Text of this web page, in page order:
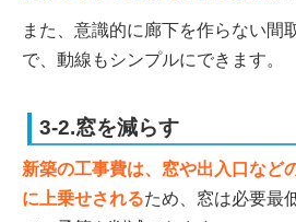
また、意識的に廊下を作らない間
で、動線もシンプルにできます。
3-2.窓を減らす
新築の工事費は、窓や出入口など
に上乗せされるため、窓は必要最